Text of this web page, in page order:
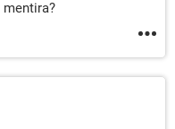
mentira?